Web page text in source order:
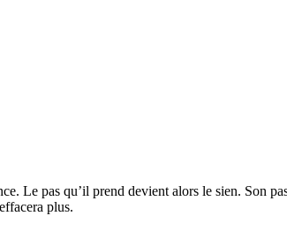
Le pas qu’il prend devient alors le sien. Son
plus.